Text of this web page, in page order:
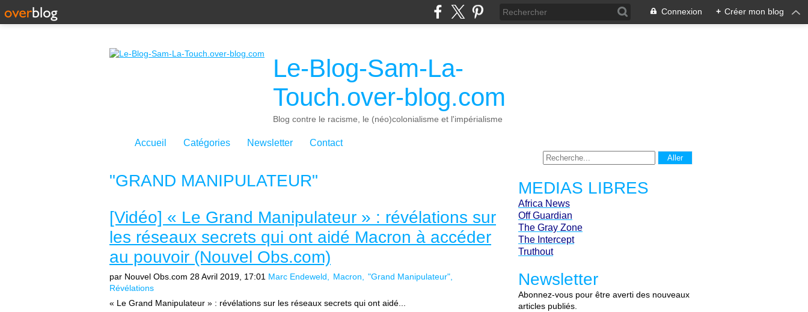
Connexion + Créer mon blog
Le-Blog-Sam-La-
Touch.over-blog.com
Blog contre le racisme, le (néo)colonialisme et l'impérialisme
Accueil Catégories Newsletter Contact
"GRAND MANIPULATEUR"
[Vidéo] « Le Grand Manipulateur » : révélations sur
les réseaux secrets qui ont aidé Macron à accéder
au pouvoir (Nouvel Obs.com)
par Nouvel Obs.com 28 Avril 2019, 17:01 Marc Endeweld Macron
"Grand Manipulateur"
Révélations
« Le Grand Manipulateur » : révélations sur les réseaux secrets qui ont aidé...
MEDIAS LIBRES
Africa News
Off Guardian
The Gray Zone
The Intercept
Truthout
Newsletter
Abonnez-vous pour être averti des nouveaux
articles publiés.